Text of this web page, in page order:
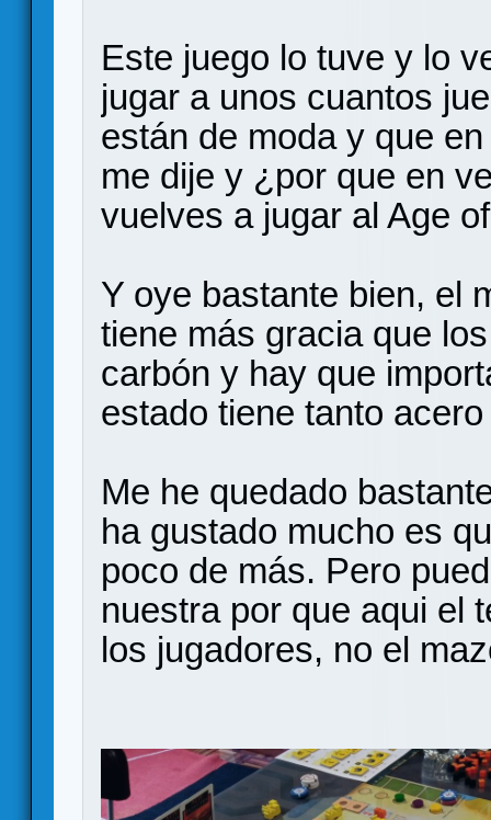
Este juego lo tuve y lo
jugar a unos cuantos
están de moda y que
me dije y ¿por que en
vuelves a jugar al Age
Y oye bastante bien, el
tiene más gracia que
carbón y hay que
estado tiene tanto
Me he quedado
ha gustado mucho es
poco de más. Pero
nuestra por que aqui el
los jugadores, no el